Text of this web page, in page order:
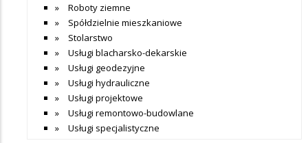
Roboty ziemne
Spółdzielnie mieszkaniowe
Stolarstwo
Usługi blacharsko-dekarskie
Usługi geodezyjne
Usługi hydrauliczne
Usługi projektowe
Usługi remontowo-budowlane
Usługi specjalistyczne